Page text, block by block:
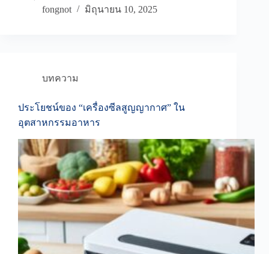
fongnot
มิถุนายน 10, 2025
บทความ
ประโยชน์ของ “เครื่องซีลสูญญากาศ” ใน
อุตสาหกรรมอาหาร